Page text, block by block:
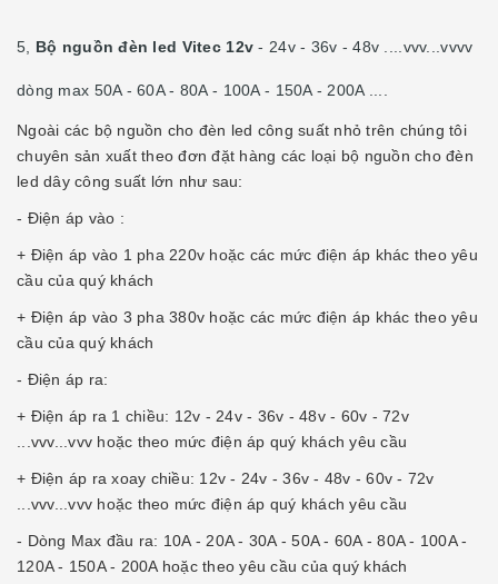
5, Bộ nguồn đèn led Vitec 12v - 24v - 36v - 48v ....vvv...vvvv
dòng max 50A - 60A - 80A - 100A - 150A - 200A ....
Ngoài các bộ nguồn cho đèn led công suất nhỏ trên chúng tôi
chuyên sản xuất theo đơn đặt hàng các loại bộ nguồn cho đèn
led dây công suất lớn như sau:
- Điện áp vào :
+ Điện áp vào 1 pha 220v hoặc các mức điện áp khác theo yêu
cầu của quý khách
+ Điện áp vào 3 pha 380v hoặc các mức điện áp khác theo yêu
cầu của quý khách
- Điện áp ra:
+ Điện áp ra 1 chiều: 12v - 24v - 36v - 48v - 60v - 72v
...vvv...vvv hoặc theo mức điện áp quý khách yêu cầu
+ Điện áp ra xoay chiều: 12v - 24v - 36v - 48v - 60v - 72v
...vvv...vvv hoặc theo mức điện áp quý khách yêu cầu
- Dòng Max đầu ra: 10A - 20A - 30A - 50A - 60A - 80A - 100A -
120A - 150A - 200A hoặc theo yêu cầu của quý khách